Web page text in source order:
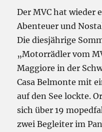
Der MVC hat wieder
Abenteuer und
Die diesjährige
„Motorrädler vom
Maggiore in der
Casa Belmonte mit
auf den See lockte.
sich über 19
zwei Begleiter im